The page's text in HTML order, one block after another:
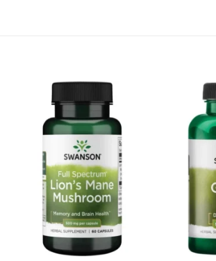
Kívánságlistához
adás